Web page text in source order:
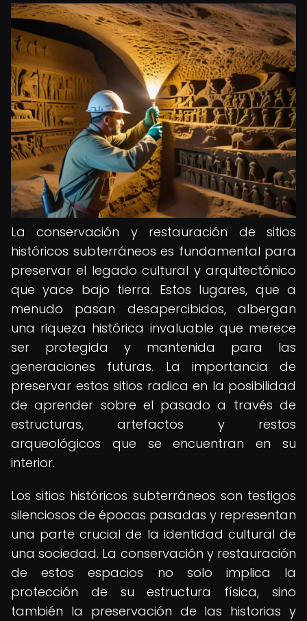
La conservación y restauración de sitios
históricos subterráneos es fundamental para
preservar el legado cultural y arquitectónico
que yace bajo tierra. Estos lugares, que a
menudo pasan desapercibidos, albergan
una riqueza histórica invaluable que merece
ser protegida y mantenida para las
generaciones futuras. La importancia de
preservar estos sitios radica en la posibilidad
de aprender sobre el pasado a través de
estructuras, artefactos y restos
arqueológicos que se encuentran en su
interior.
Los sitios históricos subterráneos son testigos
silenciosos de épocas pasadas y representan
una parte crucial de la identidad cultural de
una sociedad. La conservación y restauración
de estos espacios no solo implica la
protección de su estructura física, sino
también la preservación de las historias y